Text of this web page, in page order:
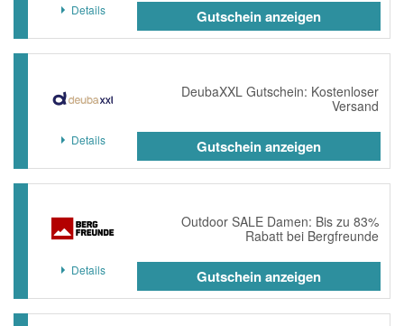
Details Gutschein anzeigen
DeubaXXL Gutschein: Kostenloser
Versand
Details Gutschein anzeigen
Outdoor SALE Damen: Bis zu 83%
Rabatt bei Bergfreunde
Details Gutschein anzeigen